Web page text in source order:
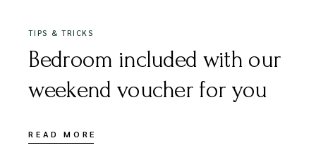
TIPS & TRICKS
Bedroom included with our
weekend voucher for you
READ MORE